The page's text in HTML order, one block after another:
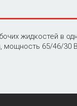
жидкостей в
65/46/30